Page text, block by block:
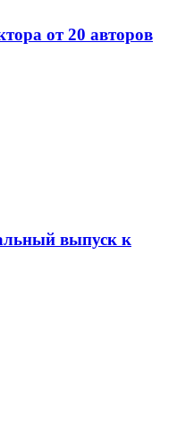
от 20 авторов
выпуск к